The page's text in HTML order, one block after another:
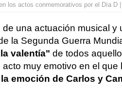
los actos conmemorativos por el Día D
de una actuación musical y
la Segunda Guerra
valentía" de todos
acto muy emotivo en el
la emoción de Carlos y